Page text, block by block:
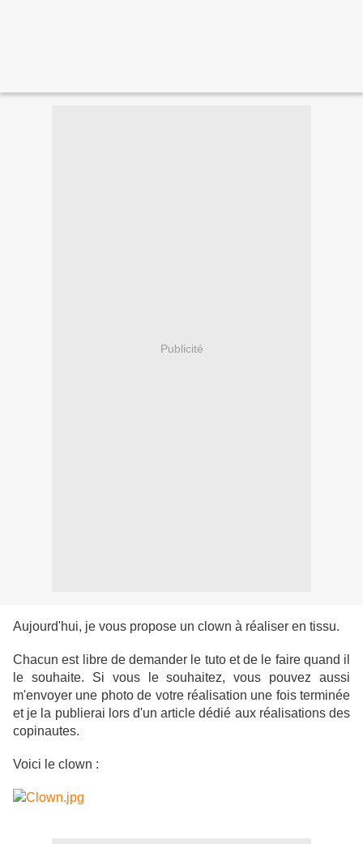
Publicité
Aujourd'hui, je vous propose un clown à réaliser en tissu.
Chacun est libre de demander le tuto et de le faire quand il
le souhaite. Si vous le souhaitez, vous pouvez aussi
m'envoyer une photo de votre réalisation une fois terminée
et je la publierai lors d'un article dédié aux réalisations des
copinautes.
Voici le clown :